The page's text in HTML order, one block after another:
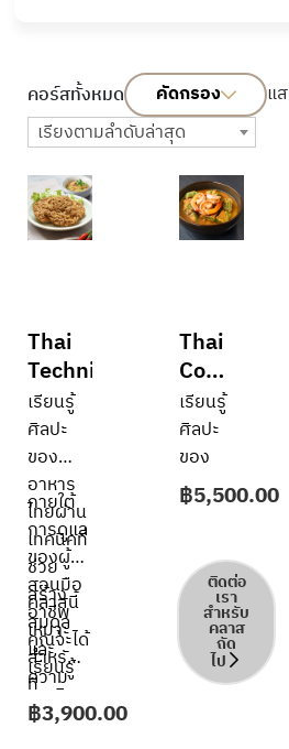
คอร์สทั้งหมด คัดกรอง
แ
เรียงตามลำดับล่าสุด
Thai
Technique
เรียนรู้
ศิลปะ
ของ
อาหาร
ไทยผ่าน
เทคนิคที่
ช่วย
สร้าง
สมดุล
และ
ความ
ประณีต
ให้กับ
ภายใต้
การดูแล
ของผู้
สอนมือ
อาชีพ
คุณจะได้
เรียนรู้
เทคนิค
อาหาร
คลาสนี้
เหมาะ
สำหรับผู้
ที่
ต้องการ
฿3,900.00
Thai
Comfort
Food
เรียนรู้
ศิลปะ
ของ
อาหาร
ไทยผ่าน
ช่วย
สร้าง
สมดุล
และ
ความ
฿5,500.00
ติดต่อ
เรา
สำหรับ
คลาส
ถัด
ไป